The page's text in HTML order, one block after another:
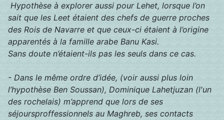
Hypothèse à explorer aussi pour Lehet, lorsque l’on
sait que les Leet étaient des chefs de guerre proches
des Rois de Navarre et que ceux-ci étaient à l’origine
apparentés à la famille arabe Banu Kasi.
Sans doute n’étaient-ils pas les seuls dans ce cas.
- Dans le même ordre d’idée, (voir aussi plus loin
l’hypothèse Ben Soussan), Dominique Lahetjuzan (l'un
des rochelais) m’apprend que lors de ses
séjoursproffessionnels au Maghreb, ses contacts